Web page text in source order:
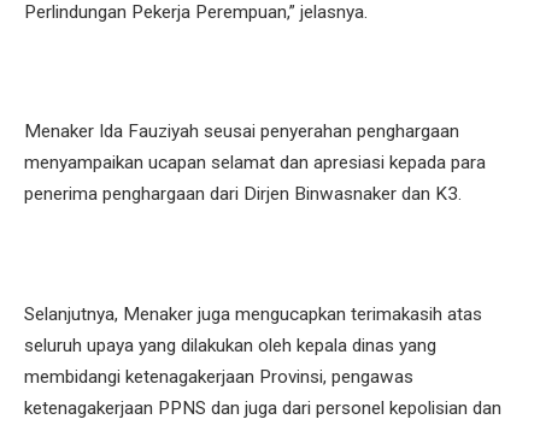
Perlindungan Pekerja Perempuan,” jelasnya.
Menaker Ida Fauziyah seusai penyerahan penghargaan
menyampaikan ucapan selamat dan apresiasi kepada para
penerima penghargaan dari Dirjen Binwasnaker dan K3.
Selanjutnya, Menaker juga mengucapkan terimakasih atas
seluruh upaya yang dilakukan oleh kepala dinas yang
membidangi ketenagakerjaan Provinsi, pengawas
ketenagakerjaan PPNS dan juga dari personel kepolisian dan